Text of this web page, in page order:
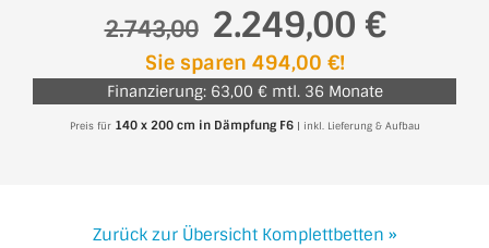
2.743,00 2.249,00 €
Sie sparen 494,00 €!
Finanzierung: 63,00 € mtl. 36 Monate
Preis für 140 x 200 cm in Dämpfung F6| inkl. Lieferung & Aufbau
Zurück zur Übersicht Komplettbetten »